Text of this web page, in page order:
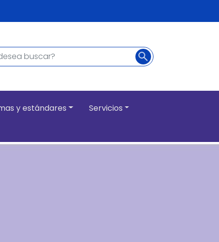
Buscar
y estándares
Servicios